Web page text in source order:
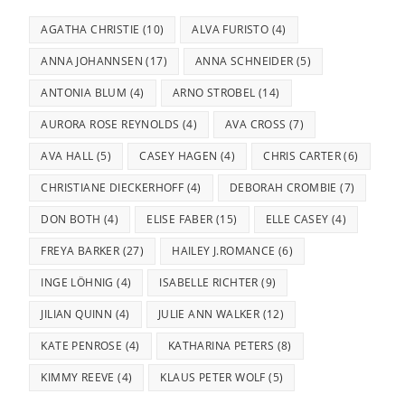
AGATHA CHRISTIE (10) ALVA FURISTO (4)
ANNA JOHANNSEN (17) ANNA SCHNEIDER (5)
ANTONIA BLUM (4) ARNO STROBEL (14)
AURORA ROSE REYNOLDS (4) AVA CROSS (7)
AVA HALL (5) CASEY HAGEN (4) CHRIS CARTER(6)
CHRISTIANE DIECKERHOFF (4) DEBORAH CROMBIE (7)
DON BOTH (4) ELISE FABER (15) ELLE CASEY (4)
FREYA BARKER (27) HAILEY J.ROMANCE (6)
INGE LÖHNIG (4) ISABELLE RICHTER (9)
JILIAN QUINN (4) JULIE ANN WALKER (12)
KATE PENROSE (4) KATHARINA PETERS (8)
KIMMY REEVE (4) KLAUS PETER WOLF (5)